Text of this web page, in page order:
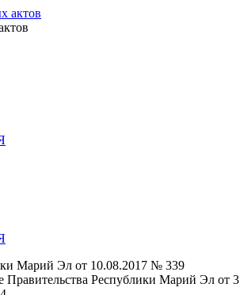
Марий Эл от 10.08.2017 № 339
Республики Марий Эл от